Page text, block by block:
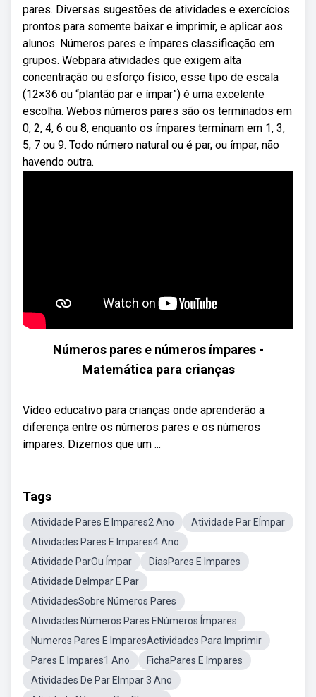
pares. Diversas sugestões de atividades e exercícios
prontos para somente baixar e imprimir, e aplicar aos
alunos. Números pares e ímpares classificação em
grupos. Webpara atividades que exigem alta
concentração ou esforço físico, esse tipo de escala
(12×36 ou “plantão par e ímpar”) é uma excelente
escolha. Webos números pares são os terminados em
0, 2, 4, 6 ou 8, enquanto os ímpares terminam em 1, 3,
5, 7 ou 9. Todo número natural ou é par, ou ímpar, não
havendo outra.
Números pares e números ímpares -
Matemática para crianças
Vídeo educativo para crianças onde aprenderão a
diferença entre os números pares e os números
ímpares. Dizemos que um ...
Tags
Atividade Pares E Impares2 Ano
Atividade Par EÍmpar
Atividades Pares E Impares4 Ano
Atividade ParOu Ímpar
DiasPares E Impares
Atividade DeImpar E Par
AtividadesSobre Números Pares
Atividades Números Pares ENúmeros Ímpares
Numeros Pares E ImparesActividades Para Imprimir
Pares E Impares1 Ano
FichaPares E Impares
Atividades De Par EImpar 3 Ano